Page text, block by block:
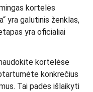
kortelės
yra galutinis ženklas,
yra oficialiai
kortelėse
konkrečius
Tai padės išlaikyti